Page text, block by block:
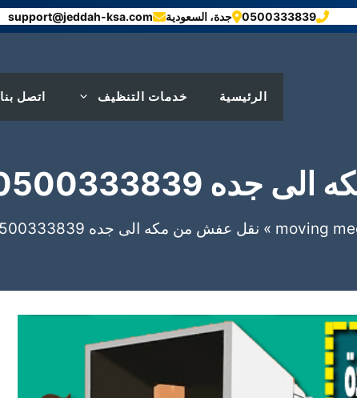
0500333839 جدة، السعودية support@jeddah-ksa.com
الرئيسية خدمات التنظيف اتصل بنا
شركة بروج جدة
moving
» نقل عفش من مكه الى جده 0500333839 شركة بروج جدة